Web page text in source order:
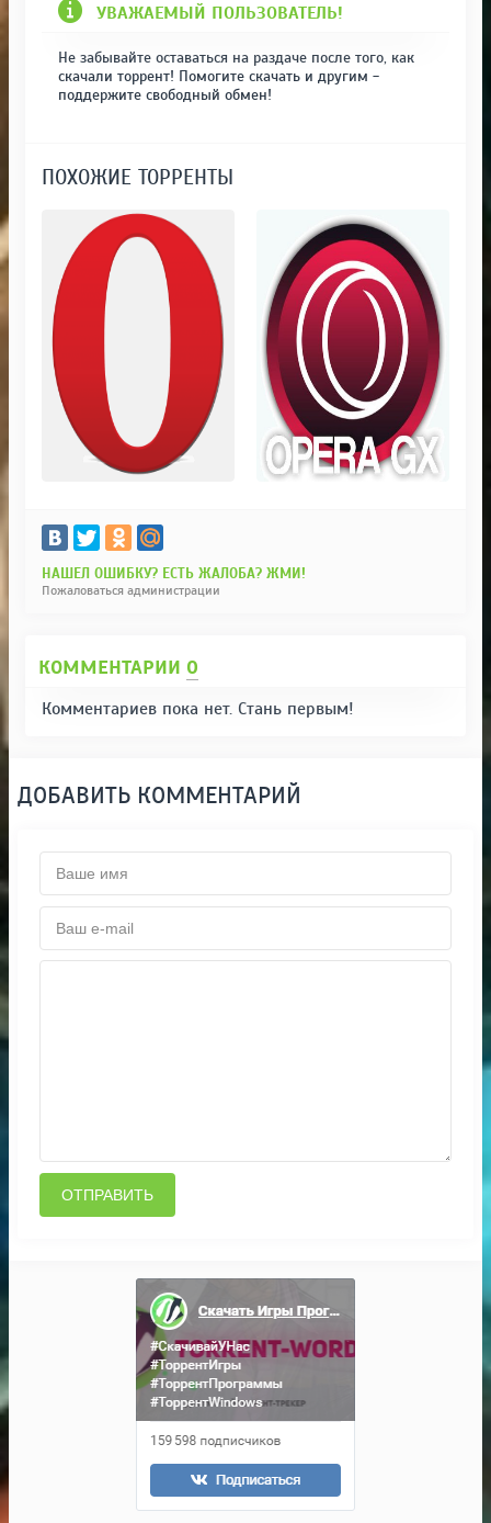
УВАЖАЕМЫЙ ПОЛЬЗОВАТЕЛЬ!
Не забывайте оставаться на раздаче после того, как
скачали торрент! Помогите скачать и другим -
поддержите свободный обмен!
ПОХОЖИЕ ТОРРЕНТЫ
НАШЕЛ ОШИБКУ? ЕСТЬ ЖАЛОБА? ЖМИ!
Пожаловаться администрации
КОММЕНТАРИИ 0
Комментариев пока нет. Стань первым!
ДОБАВИТЬ КОММЕНТАРИЙ
ОТПРАВИТЬ